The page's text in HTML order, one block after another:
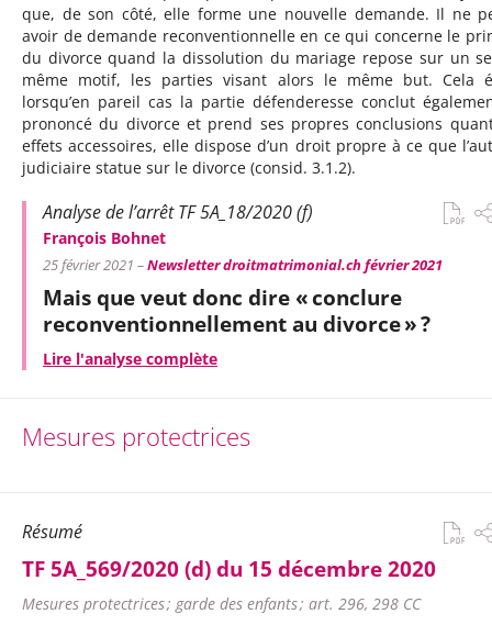
que, de son côté, elle forme une nouvelle demande. Il ne
avoir de demande reconventionnelle en ce qui concerne le
du divorce quand la dissolution du mariage repose sur un
même motif, les parties visant alors le même but. Cela
lorsqu’en pareil cas la partie défenderesse conclut
prononcé du divorce et prend ses propres conclusions
effets accessoires, elle dispose d’un droit propre à ce que
judiciaire statue sur le divorce (consid. 3.1.2).
Analyse de l’arrêt TF 5A_18/2020 (f)
François Bohnet
25 février 2021 –Newsletter droitmatrimonial.ch février 2021
Mais que veut donc dire « conclure
reconventionnellement au divorce » ?
Lire l'analyse complète
Mesures protectrices
Résumé
TF 5A_569/2020 (d) du 15 décembre 2020
Mesures protectrices ; garde des enfants ; art. 296, 298 CC